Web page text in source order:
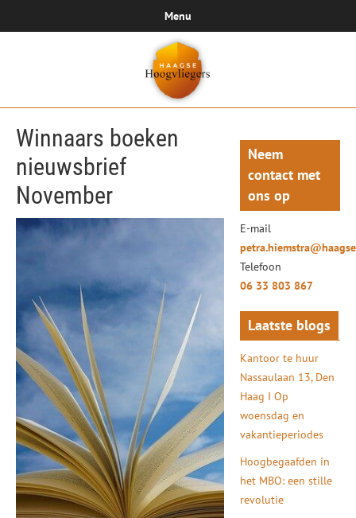
Menu
Winnaars boeken
nieuwsbrief
November
Neem
contact met
ons op
E-mail
Telefoon
06 33 803 867
Laatste blogs
Kantoor te huur
Nassaulaan 13, Den
Haag I Op
woensdag en
vakantieperiodes
Hoogbegaafden in
het MBO: een stille
revolutie